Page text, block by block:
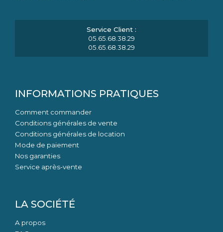
05.65.68.38.29
05.65.68.38.29
INFORMATIONS PRATIQUES
Comment commander
Conditions générales de vente
Conditions générales de location
Mode de paiement
Nos garanties
Service après-vente
LA SOCIÉTÉ
A propos